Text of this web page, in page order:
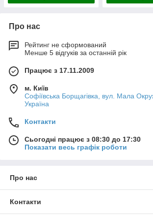
Про нас
Рейтинг не сформований
Менше 5 відгуків за останній рік
Працює з 17.11.2009
м. Київ
Софіївська Борщагівка, вул. Мала
Україна
Контакти
Сьогодні працює з 08:30 до 17:30
Показати весь графік роботи
Про нас
Контакти